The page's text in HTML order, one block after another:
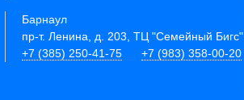
Барнаул
пр-т. Ленина, д. 203, ТЦ "Семейный Бигс"
+7 (385) 250-41-75
+7 (983) 358-00-20